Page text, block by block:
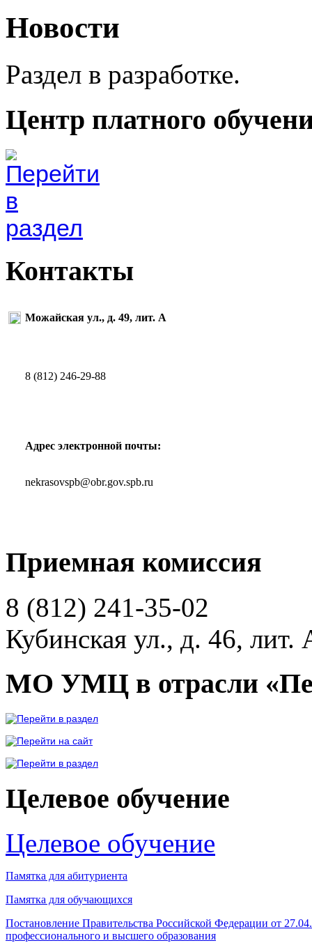
Новости
Раздел в разработке.
Центр платного
Контакты
Можайская ул., д. 49, лит. А
8 (812) 246-29-88
Адрес электронной почты:
nekrasovspb@obr.gov.spb.ru
Приемная комиссия
8 (812) 241-35-02
Кубинская ул., д. 46, лит.
МО УМЦ в отрасли
Целевое обучение
Целевое обучение
Памятка для абитуриента
Памятка для обучающихся
Постановление Правительства Российской Федерации от
профессионального и высшего образования